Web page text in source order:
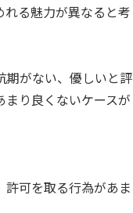
る魅力が異なると考
期がない、優しいと評
り良くないケースが
可を取る行為があま